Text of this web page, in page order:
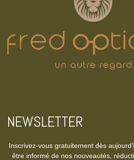
NEWSLETTER
Inscrivez-vous gratuitement dès
être informé de nos nouveautés,